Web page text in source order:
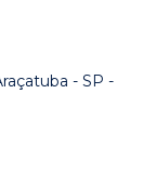
- SP -